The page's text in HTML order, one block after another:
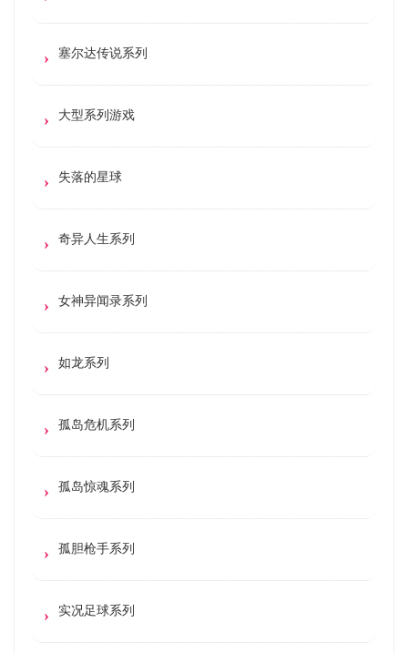
塞尔达传说系列
大型系列游戏
失落的星球
奇异人生系列
女神异闻录系列
如龙系列
孤岛危机系列
孤岛惊魂系列
孤胆枪手系列
实况足球系列